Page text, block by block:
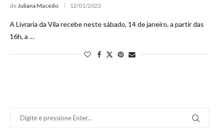
deJuliana Macedo 12/01/2023
A Livraria da Vila recebe neste sábado, 14 de janeiro, a partir das
16h, a …